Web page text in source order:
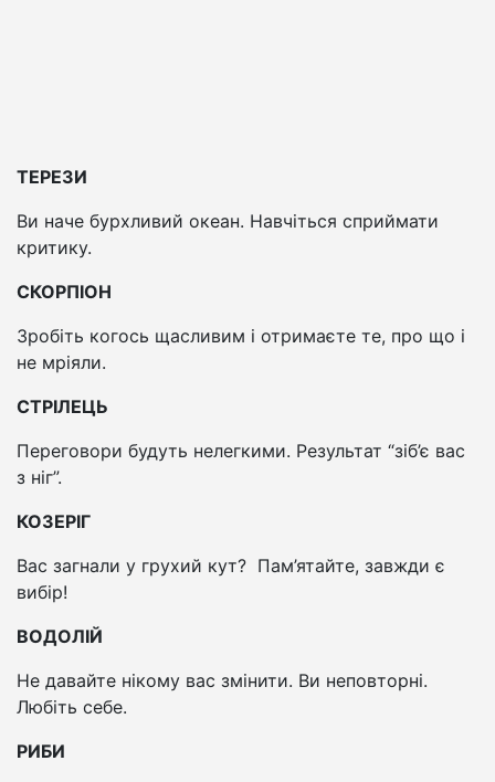
ТЕРЕЗИ
Ви наче бурхливий океан. Навчіться сприймати
критику.
СКОРПІОН
Зробіть когось щасливим і отримаєте те, про що і
не мріяли.
СТРІЛЕЦЬ
Переговори будуть нелегкими. Результат “зіб’є вас
з ніг”.
КОЗЕРІГ
Вас загнали у грухий кут? Пам’ятайте, завжди є
вибір!
ВОДОЛІЙ
Не давайте нікому вас змінити. Ви неповторні.
Любіть себе.
РИБИ